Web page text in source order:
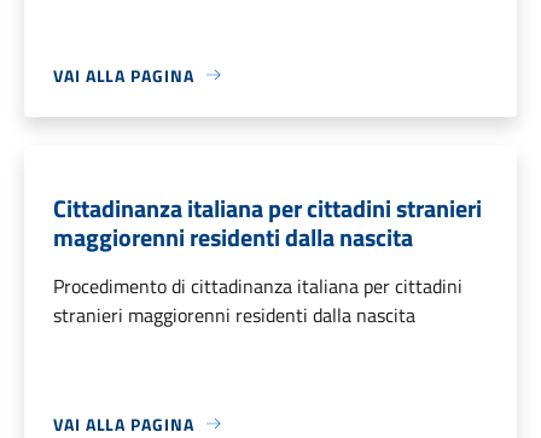
VAI ALLA PAGINA
Cittadinanza italiana per cittadini stranieri
maggiorenni residenti dalla nascita
Procedimento di cittadinanza italiana per cittadini
stranieri maggiorenni residenti dalla nascita
VAI ALLA PAGINA